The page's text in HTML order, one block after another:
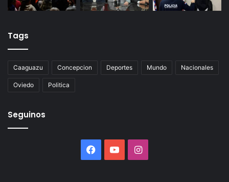
Tags
Caaguazu Concepcion Deportes Mundo Nacionales
Oviedo Politica
Seguinos
FacebookYouTubeInstagram